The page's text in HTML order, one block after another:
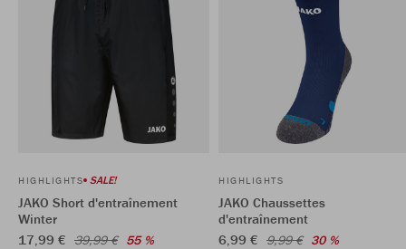
HIGHLIGHTS SALE!
JAKO Short d'entraînement
Winter
17,99 € 39,99 € 55 %
HIGHLIGHTS
JAKO Chaussettes
d'entraînement
6,99 € 9,99 € 30 %